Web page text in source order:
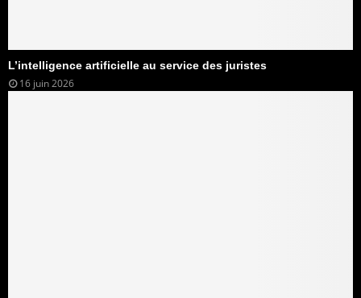
L’intelligence artificielle au service des juristes
16 juin 2026